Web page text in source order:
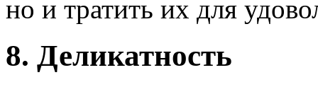
но и тратить их для
8. Деликатность